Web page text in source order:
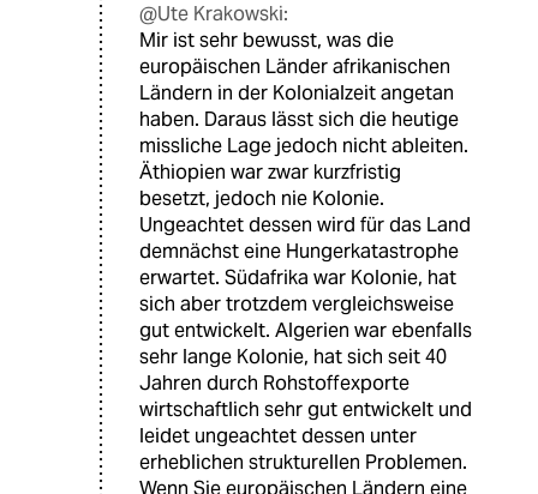
@Ute Krakowski:
Mir ist sehr bewusst, was die
europäischen Länder afrikanischen
Ländern in der Kolonialzeit angetan
haben. Daraus lässt sich die heutige
missliche Lage jedoch nicht ableiten.
Äthiopien war zwar kurzfristig
besetzt, jedoch nie Kolonie.
Ungeachtet dessen wird für das Land
demnächst eine Hungerkatastrophe
erwartet. Südafrika war Kolonie, hat
sich aber trotzdem vergleichsweise
gut entwickelt. Algerien war ebenfalls
sehr lange Kolonie, hat sich seit 40
Jahren durch Rohstoffexporte
wirtschaftlich sehr gut entwickelt und
leidet ungeachtet dessen unter
erheblichen strukturellen Problemen.
Wenn Sie europäischen Ländern eine